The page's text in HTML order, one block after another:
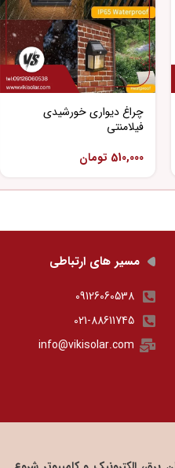
چراغ دیواری خورشیدی
فیلامنتی
510,000 تومان
مسیر های ارتباطی
09126060538
021-88611745
info@vikisolar.com